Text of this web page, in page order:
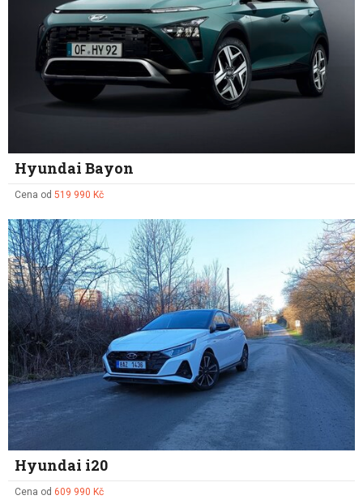
Hyundai Bayon
Cena od 519 990 Kč
Hyundai i20
Cena od 609 990 Kč